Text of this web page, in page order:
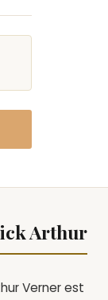
Arthur
Verner est